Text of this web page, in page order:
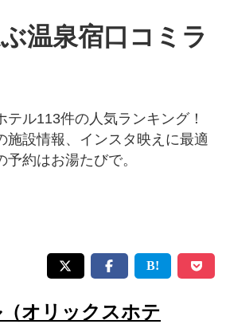
温泉宿口コミラ
テル113件の人気ランキング！
施設情報、インスタ映えに最適
約はお湯たびで。
オリックスホテ